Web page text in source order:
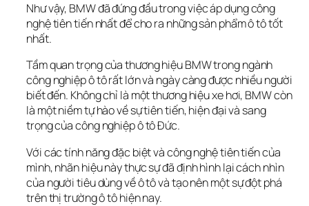
Như vậy, BMW đã đứng đầu trong việc áp dụng công
nghệ tiên tiến nhất để cho ra những sản phẩm ô tô tốt
nhất.
Tầm quan trọng của thương hiệu BMW trong ngành
công nghiệp ô tô rất lớn và ngày càng được nhiều người
biết đến. Không chỉ là một thương hiệu xe hơi, BMW còn
là một niềm tự hào về sự tiên tiến, hiện đại và sang
trọng của công nghiệp ô tô Đức.
Với các tính năng đặc biệt và công nghệ tiên tiến của
mình, nhãn hiệu này thực sự đã định hình lại cách nhìn
của người tiêu dùng về ô tô và tạo nên một sự đột phá
trên thị trường ô tô hiện nay.